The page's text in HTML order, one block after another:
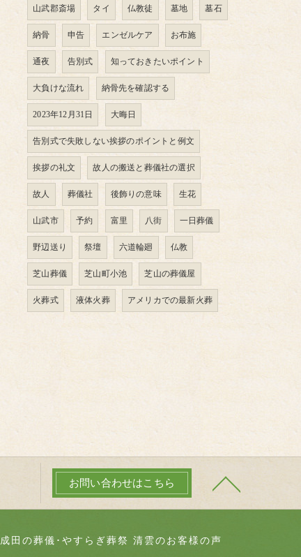
山武郡斎場 タイ 仏教徒 墓地 墓石
納骨 申告 エンゼルケア お布施
通夜 告別式 知っておきたいポイント
大負けな流れ 納骨先を確認する
2023年12月31日 大晦日
告別式で失敗しない挨拶のポイントと例文
挨拶の礼文 故人の搬送と葬儀社の選択
故人 葬儀社 後飾りの意味 生花
山武市 予約 富里 八街 一日葬儀
野辺送り 祭壇 六道輪廻 仏教
芝山葬儀 芝山町小池 芝山の葬儀屋
火葬式 液体火葬 アメリカでの最新火葬
お問い合わせはこちら
成田の葬儀･やすらぎ葬祭 清雲のお客様の声